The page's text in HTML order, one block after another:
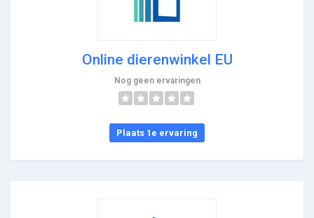
Online dierenwinkel EU
Nog geen ervaringen
Plaats 1e ervaring